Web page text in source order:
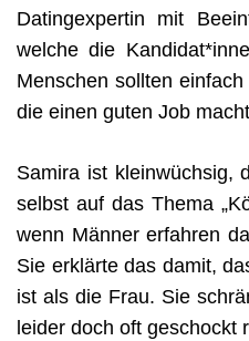
Datingexpertin mit
welche die
Menschen sollten
die einen guten Job
Samira ist kleinwüchsig,
selbst auf das Thema
wenn Männer erfahren
Sie erklärte das damit,
ist als die Frau. Sie
leider doch oft geschockt